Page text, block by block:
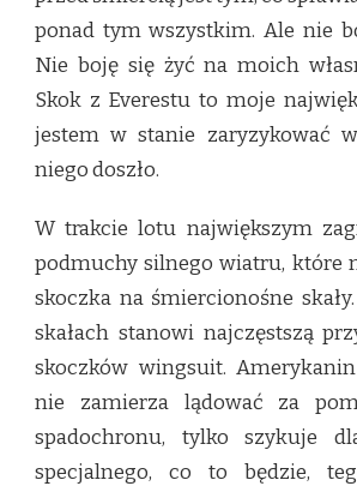
ponad tym wszystkim. Ale nie
Nie boję się żyć na moich
Skok z Everestu to moje
jestem w stanie zaryzykować
niego doszło.
W trakcie lotu największym
podmuchy silnego wiatru, które
skoczka na śmiercionośne
skałach stanowi najczęstszą
skoczków wingsuit.
nie zamierza lądować za
spadochronu, tylko szykuje
specjalnego, co to będzie,